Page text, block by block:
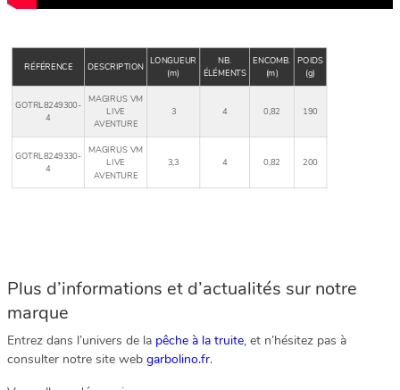
RÉFÉRENCE DESCRIPTION
LONGUEUR
(m)
NB.
ÉLÉMENTS
ENCOMB.
(m)
POIDS
(g)
GOTRL8249300-
4
MAGIRUS VM
LIVE
AVENTURE
3 4 0,82 190
GOTRL8249330-
4
MAGIRUS VM
LIVE
AVENTURE
3,3 4 0,82 200
Plus d’informations et d’actualités sur notre
marque
Entrez dans l’univers de la pêche à la truite, et n’hésitez pas à
consulter notre site web garbolino.fr.